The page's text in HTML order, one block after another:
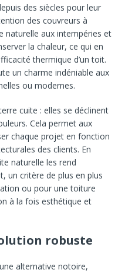
des siècles pour leur
des couvreurs à
naturelle aux intempéries et
la chaleur, ce qui en
thermique d’un toit.
un charme indéniable aux
ou modernes.
cuite : elles se déclinent
Cela permet aux
chaque projet en fonction
des clients. En
naturelle les rend
un critère de plus en plus
ou pour une toiture
à la fois esthétique et
robuste
alternative notoire,